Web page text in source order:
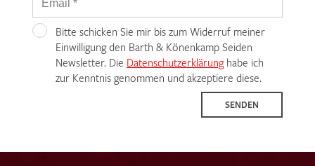
Bitte schicken Sie mir bis zum Widerruf meiner
Einwilligung den Barth & Könenkamp Seiden
Newsletter. Die Datenschutzerklärunghabe ich
zur Kenntnis genommen und akzeptiere diese.
SENDEN